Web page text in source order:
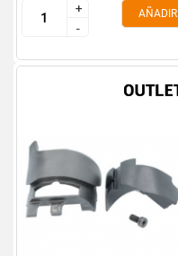
+
-
+
-
AÑADIR